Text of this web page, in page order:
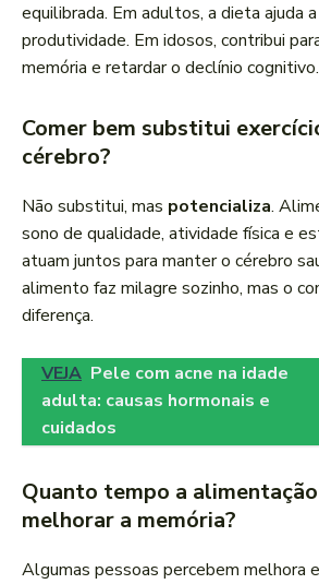
equilibrada. Em adultos, a dieta ajuda
produtividade. Em idosos, contribui
memória e retardar o declínio cognitivo.
Comer bem substitui
cérebro?
Não substitui, mas potencializa.
sono de qualidade, atividade física e
atuam juntos para manter o cérebro
alimento faz milagre sozinho, mas o
diferença.
VEJA Pele com acne na idade
adulta: causas hormonais e
cuidados
Quanto tempo a
melhorar a memória?
Algumas pessoas percebem melhora